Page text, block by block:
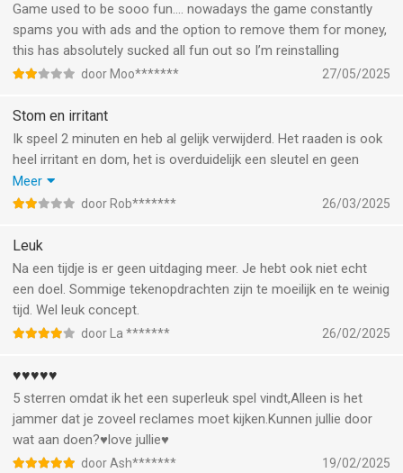
Game used to be sooo fun…. nowadays the game constantly
spams you with ads and the option to remove them for money,
this has absolutely sucked all fun out so I’m reinstalling
door Moo******* 27/05/2025
Stom en irritant
Ik speel 2 minuten en heb al gelijk verwijderd. Het raaden is ook
heel irritant en dom, het is overduidelijk een sleutel en geen
aardappel. Fix je game a.u.b. En er zijn ook veel reclames,
misschien wel iets te veel. Als je een tekenspel wilt doen, niet dit
Meer
door Rob******* 26/03/2025
Leuk
Na een tijdje is er geen uitdaging meer. Je hebt ook niet echt
een doel. Sommige tekenopdrachten zijn te moeilijk en te weinig
tijd. Wel leuk concept.
door La ******* 26/02/2025
♥️♥️♥️♥️♥️
5 sterren omdat ik het een superleuk spel vindt,Alleen is het
jammer dat je zoveel reclames moet kijken.Kunnen jullie door
wat aan doen?♥️love jullie♥️
door Ash******* 19/02/2025